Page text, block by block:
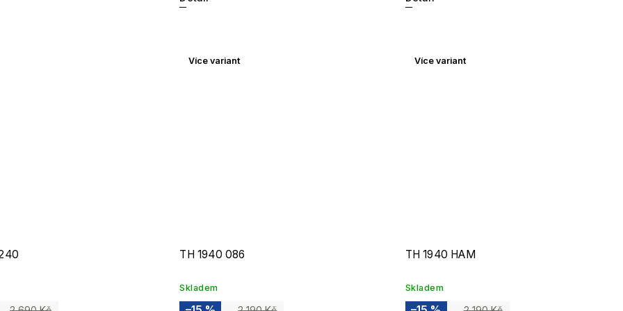
Více variant
TH 1940 086
Skladem
Více variant
TH 1940 HAM
Skladem